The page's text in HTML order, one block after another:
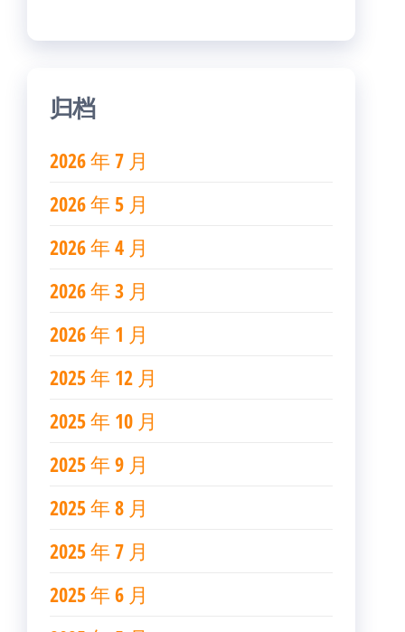
归档
2026 年 7 月
2026 年 5 月
2026 年 4 月
2026 年 3 月
2026 年 1 月
2025 年 12 月
2025 年 10 月
2025 年 9 月
2025 年 8 月
2025 年 7 月
2025 年 6 月